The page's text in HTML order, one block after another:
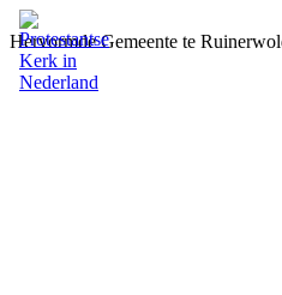
Hervormde Gemeente te